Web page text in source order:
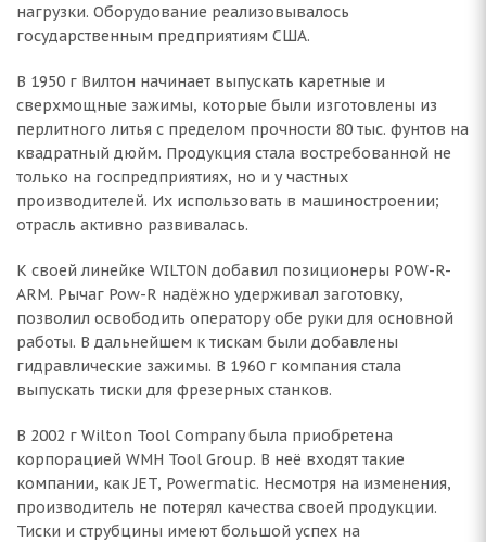
нагрузки. Оборудование реализовывалось
государственным предприятиям США.
В 1950 г Вилтон начинает выпускать каретные и
сверхмощные зажимы, которые были изготовлены из
перлитного литья с пределом прочности 80 тыс. фунтов на
квадратный дюйм. Продукция стала востребованной не
только на госпредприятиях, но и у частных
производителей. Их использовать в машиностроении;
отрасль активно развивалась.
К своей линейке WILTON добавил позиционеры POW-R-
ARM. Рычаг Pow-R надёжно удерживал заготовку,
позволил освободить оператору обе руки для основной
работы. В дальнейшем к тискам были добавлены
гидравлические зажимы. В 1960 г компания стала
выпускать тиски для фрезерных станков.
В 2002 г Wilton Tool Company была приобретена
корпорацией WMH Tool Group. В неё входят такие
компании, как JET, Powermatic. Несмотря на изменения,
производитель не потерял качества своей продукции.
Тиски и струбцины имеют большой успех на